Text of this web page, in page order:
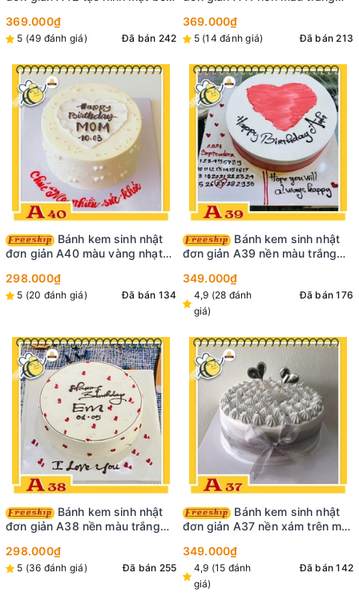
369.000₫
5 (49 đánh giá) Đã bán 242
đại đẹp
369.000₫
5 (14 đánh giá) Đã bán 213
Bánh kem sinh nhật
đơn giản A40 màu vàng nhạt
trắng ấn tượng
298.000₫
5 (20 đánh giá) Đã bán 134
đơn giản A39 nền màu trắng
vẽ lịch tháng ở đế bánh
349.000₫
4,9 (28 đánh
giá)
Đã bán 176
Bánh kem sinh nhật
đơn giản A38 nền màu trắng
thương
298.000₫
5 (36 đánh giá) Đã bán 255
đơn giản A37 nền xám trên mặt
nhiều bông kem màu xám
349.000₫
4,9 (15 đánh
giá)
Đã bán 142